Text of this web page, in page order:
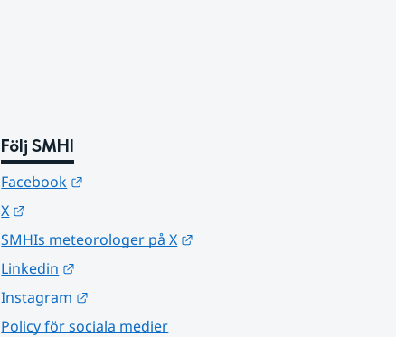
Följ SMHI
Facebook
X
SMHIs meteorologer på X
Linkedin
Instagram
Policy för sociala medier